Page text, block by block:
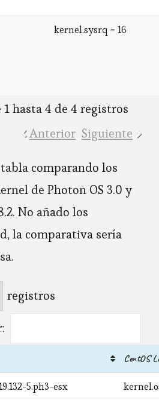
kernel.sysrq = 16
hasta 4 de 4 registros
Anterior Siguiente
comparando los
de Photon OS 3.0 y
No añado los
la comparativa sería
registros
CentOS
5.ph3-esx